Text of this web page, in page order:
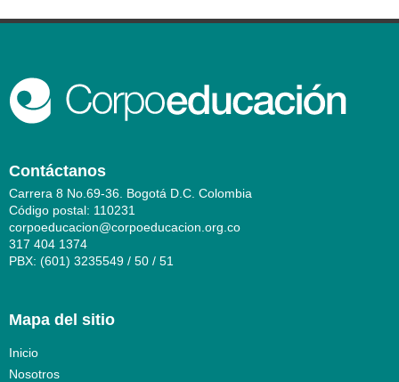
Contáctanos
Carrera 8 No.69-36. Bogotá D.C. Colombia
Código postal: 110231
corpoeducacion@corpoeducacion.org.co
317 404 1374
PBX: (601) 3235549 / 50 / 51
Mapa del sitio
Inicio
Nosotros